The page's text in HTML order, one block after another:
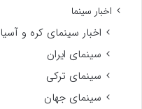
اخبار سینما
اخبار سینمای کره و آسیا
سینمای ایران
سینمای ترکی
سینمای جهان